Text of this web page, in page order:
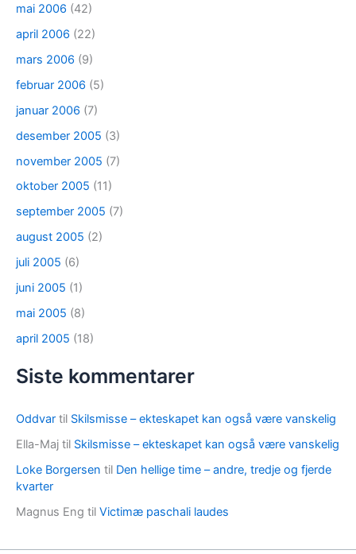
mai 2006 (42)
april 2006 (22)
mars 2006 (9)
februar 2006 (5)
januar 2006 (7)
desember 2005 (3)
november 2005 (7)
oktober 2005 (11)
september 2005 (7)
august 2005 (2)
juli 2005 (6)
juni 2005 (1)
mai 2005 (8)
april 2005 (18)
Siste kommentarer
Oddvar til Skilsmisse – ekteskapet kan også være vanskelig
Ella-Maj til Skilsmisse – ekteskapet kan også være vanskelig
Loke Borgersen til Den hellige time – andre, tredje og fjerde
kvarter
Magnus Eng til Victimæ paschali laudes